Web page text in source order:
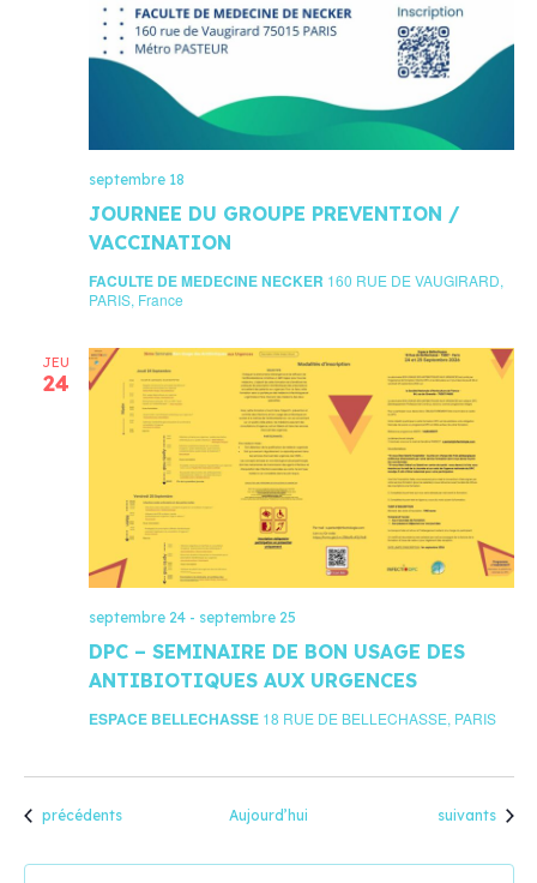
JOURNEE DU GROUPE PREVENTION /
VACCINATION
septembre 18
FACULTE DE MEDECINE NECKER 160 RUE DE VAUGIRARD,
PARIS, France
JEU
24
DPC – SEMINAIRE DE BON USAGE DES
ANTIBIOTIQUES AUX URGENCES
septembre 24- septembre 25
ESPACE BELLECHASSE 18 RUE DE BELLECHASSE, PARIS
Évènements
précédents Aujourd’hui Évènements
suivants